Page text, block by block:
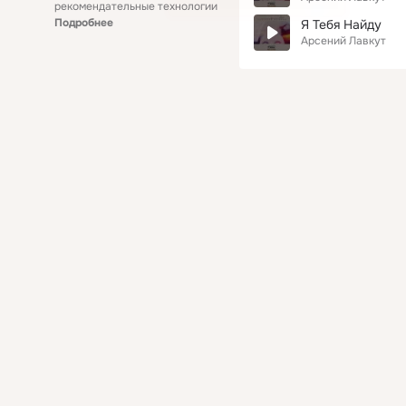
рекомендательные технологии
Подробнее
Я Тебя Найду
Арсений Лавкут